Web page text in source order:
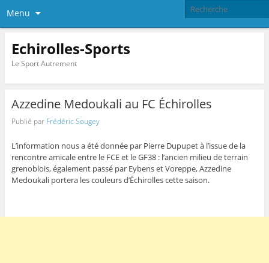
Menu
Echirolles-Sports
Le Sport Autrement
Azzedine Medoukali au FC Échirolles
Publié par Frédéric Sougey
L’information nous a été donnée par Pierre Dupupet à l’issue de la
rencontre amicale entre le FCE et le GF38 : l’ancien milieu de terrain
grenoblois, également passé par Eybens et Voreppe, Azzedine
Medoukali portera les couleurs d’Échirolles cette saison.